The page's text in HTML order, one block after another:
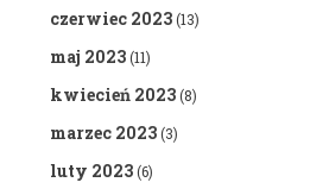
czerwiec 2023(13)
maj 2023(11)
kwiecień 2023(8)
marzec 2023(3)
luty 2023(6)